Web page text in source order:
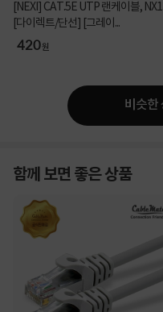
[NEXI] CAT.5E UTP 랜케이블,
[다이렉트/단선] [그레이...
420원
비슷한
함께 보면 좋은 상품